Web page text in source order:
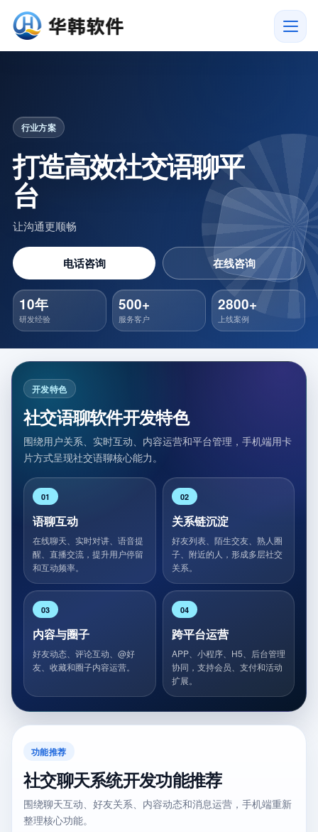
行业方案
打造高效社交语聊平
台
让沟通更顺畅
电话咨询 在线咨询
10年
研发经验
500+
服务客户
2800+
上线案例
开发特色
社交语聊软件开发特色
围绕用户关系、实时互动、内容运营和平台管理，手机端用卡
片方式呈现社交语聊核心能力。
01
语聊互动
在线聊天、实时对讲、语音提
醒、直播交流，提升用户停留
和互动频率。
02
关系链沉淀
好友列表、陌生交友、熟人圈
子、附近的人，形成多层社交
关系。
03
内容与圈子
好友动态、评论互动、@好
友、收藏和圈子内容运营。
04
跨平台运营
APP、小程序、H5、后台管理
协同，支持会员、支付和活动
扩展。
功能推荐
社交聊天系统开发功能推荐
围绕聊天互动、好友关系、内容动态和消息运营，手机端重新
整理核心功能。